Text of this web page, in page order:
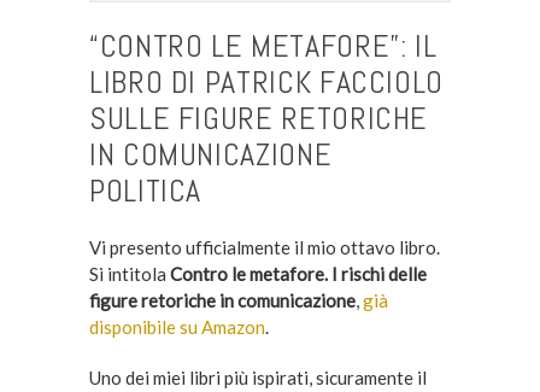
“CONTRO LE METAFORE”: IL
LIBRO DI PATRICK FACCIOLO
SULLE FIGURE RETORICHE
IN COMUNICAZIONE
POLITICA
Vi presento ufficialmente il mio ottavo libro.
Si intitola Contro le metafore. I rischi delle
figure retoriche in comunicazione,già
disponibile su Amazon.
Uno dei miei libri più ispirati, sicuramente il